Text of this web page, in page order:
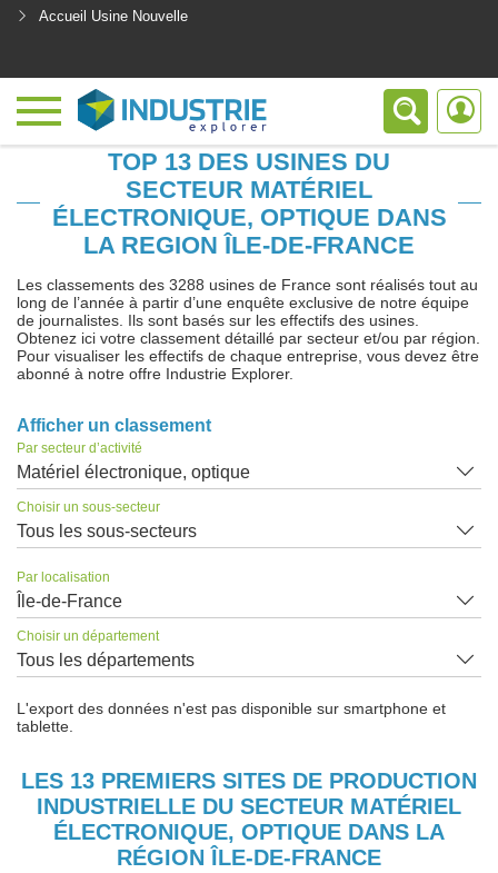
Accueil Usine Nouvelle
TOP 13 DES USINES DU
SECTEUR MATÉRIEL
ÉLECTRONIQUE, OPTIQUE DANS
LA REGION ÎLE-DE-FRANCE
Les classements des 3288 usines de France sont réalisés tout au
long de l’année à partir d’une enquête exclusive de notre équipe
de journalistes. Ils sont basés sur les effectifs des usines.
Obtenez ici votre classement détaillé par secteur et/ou par région.
Pour visualiser les effectifs de chaque entreprise, vous devez être
abonné à notre offre Industrie Explorer.
Afficher un classement
Par secteur d’activité
Matériel électronique, optique
Choisir un sous-secteur
Tous les sous-secteurs
Par localisation
Île-de-France
Choisir un département
Tous les départements
L'export des données n'est pas disponible sur smartphone et
tablette.
LES 13 PREMIERS SITES DE PRODUCTION
INDUSTRIELLE DU SECTEUR MATÉRIEL
ÉLECTRONIQUE, OPTIQUE DANS LA
RÉGION ÎLE-DE-FRANCE